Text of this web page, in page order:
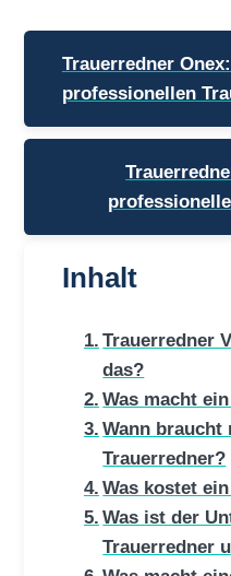
Trauerredner
professionellen
Inhalt
Trauerredner
das?
Was macht
Wann braucht
Trauerredner?
Was kostet
Was ist der
Trauerredner